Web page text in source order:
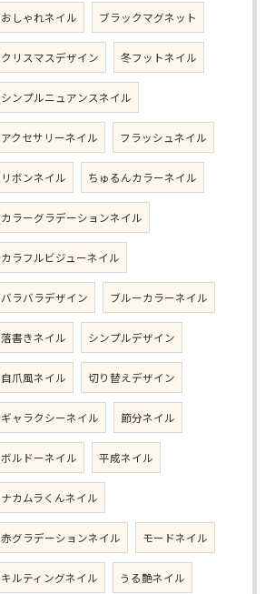
おしゃれネイル ブラックマグネット
クリスマスデザイン 冬フットネイル
シンプルニュアンスネイル
アクセサリーネイル フラッシュネイル
リボンネイル ちゅるんカラーネイル
カラーグラデーションネイル
カラフルビジューネイル
バラバラデザイン ブルーカラーネイル
落書きネイル シンプルデザイン
自爪風ネイル 切り替えデザイン
ギャラクシーネイル 節分ネイル
ボルドーネイル 平成ネイル
ナカムラくんネイル
赤グラデーションネイル モードネイル
キルティングネイル うる艶ネイル